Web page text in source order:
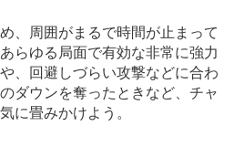
、周囲がまるで時間が止まって
らゆる局面で有効な非常に強力
、回避しづらい攻撃などに合わ
ダウンを奪ったときなど、チャ
に畳みかけよう。